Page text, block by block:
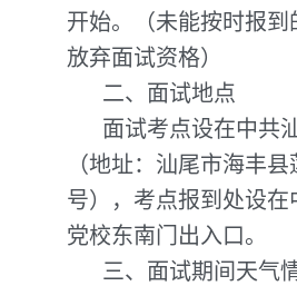
开始。（未能按时报到
放弃面试资格）
二、面试地点
面试考点设在中共
（地址：汕尾市海丰
号），考点报到处设在
党校东南门出入口。
三、面试期间天气